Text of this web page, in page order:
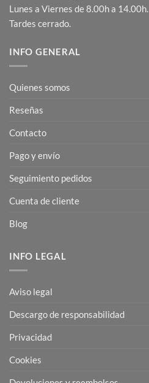
Lunes a Viernes de 8.00h a 14.00h.
Tardes cerrado.
INFO GENERAL
Quienes somos
Reseñas
Contacto
Pago y envío
Seguimiento pedidos
Cuenta de cliente
Blog
INFO LEGAL
Aviso legal
Descargo de responsabilidad
Privacidad
Cookies